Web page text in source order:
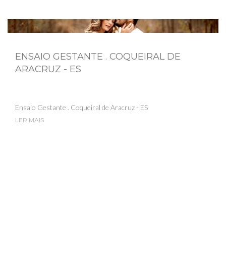
ENSAIO GESTANTE . COQUEIRAL DE
ARACRUZ - ES
Ensaio Gestante . Coqueiral de Aracruz - ES
LER MAIS